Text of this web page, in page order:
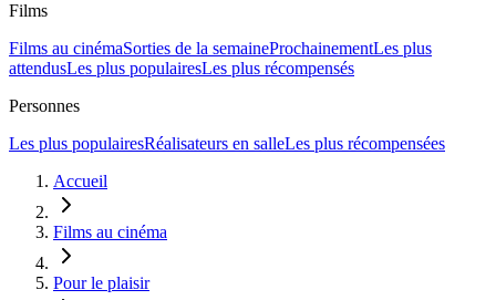
Films
Films au cinémaSorties de la semaineProchainementLes plus
attendusLes plus populairesLes plus récompensés
Personnes
Les plus populairesRéalisateurs en salleLes plus récompensées
Accueil
Films au cinéma
Pour le plaisir